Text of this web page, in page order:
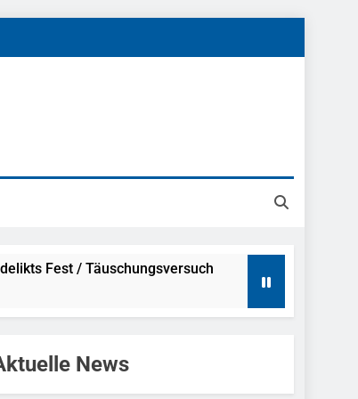
Fest / Täuschungsversuch
Sexueller Belästigung
News